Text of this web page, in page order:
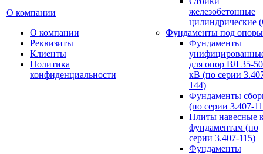
О компании
О компании
Реквизиты
Клиенты
Политика
конфиденциальности
железобетонные
цилиндрические
Фундаменты под опоры
Фундаменты
для опор ВЛ 35-
кВ (по серии
144)
Фундаменты
(по серии 3.407-
Плиты навесные
фундаментам (по
серии 3.407-115)
Фундаменты